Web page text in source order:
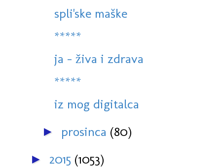
spli'ske maške
*****
ja - živa i zdrava
*****
iz mog digitalca
► prosinca (80)
► 2015 (1053)